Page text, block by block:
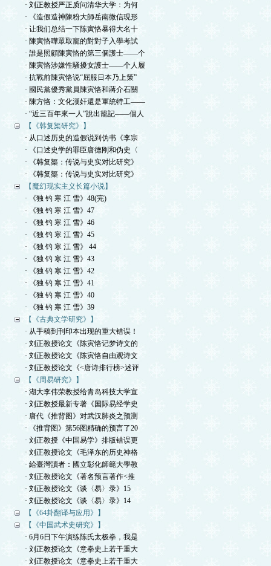
· 刘正教授严正质问清华大学：为何
· 《造假造神陳粉大師岳南微信現形
· 让我们总结一下陈寅恪暴得大名十
· 陳寅恪嘩眾取寵的對對子入學考試
· 誰是照顧陳寅恪的第三個護士——个
· 陳寅恪涉嫌性騷擾女護士——个人履
· 抗戰前陳寅恪说“屈服日本乃上策”
· 國民黨優秀黨員陳寅恪和蔣介石關
· 陳方恪：文化漢奸還是軍統特工——
· “近三百年來一人”說出籠記——個人
【《韩复榘研究》】
· 从口述历史的造假说到伪书《李宗
· 《口述史学的罪臣唐德刚和伪史〈
· 《韩复榘：传说与史实对比研究》
· 《韩复榘：传说与史实对比研究》
【魔幻现实主义长篇小说】
· 《独 钓 寒 江 雪》48(完)
· 《独 钓 寒 江 雪》47
· 《独 钓 寒 江 雪》46
· 《独 钓 寒 江 雪》45
· 《独 钓 寒 江 雪》 44
· 《独 钓 寒 江 雪》43
· 《独 钓 寒 江 雪》42
· 《独 钓 寒 江 雪》41
· 《独 钓 寒 江 雪》40
· 《独 钓 寒 江 雪》39
【《古典文学研究》】
· 从手稿到刊印本出现的重大错误！
· 刘正教授论文《陈寅恪记梦诗文的
· 刘正教授论文《陈寅恪自由观诗文
· 刘正教授论文《<唐诗排行榜>述评
【《周易研究》】
· 湖大李伟荣教授给青岛科技大学宣
· 刘正教授最新专著《国际易经学史
· 唐代《推背图》对武汉肺炎之预测
· 《推背图》第56图精确的预言了20
· 刘正教授《中国易学》排版错误更
· 刘正教授论文《毛泽东的历史神格
· 給臺灣讀者：國立彰化師範大學教
· 刘正教授论文《著名预言著作<推
· 刘正教授论文《谈〈易〉录》15
· 刘正教授论文《谈〈易〉录》14
【《64卦翻译与应用》】
【《中国武术史研究》】
· 6月6日下午演练陈氏太极拳，我是
· 刘正教授论文《意拳史上若干重大
· 刘正教授论文《意拳史上若干重大